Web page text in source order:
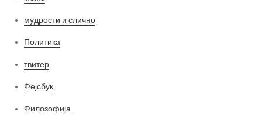
мудрости и слично
Политика
твитер
Фејсбук
Филозофија